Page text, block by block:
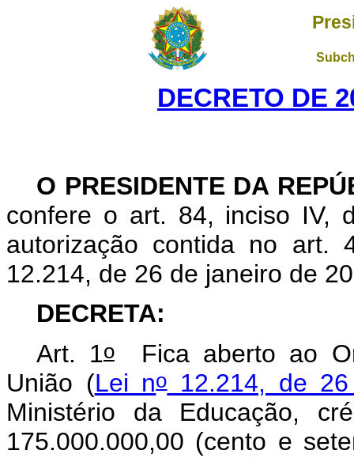
DECRETO DE
O PRESIDENTE DA
confere o art. 84, inciso IV,
autorização contida no art.
12.214, de 26 de janeiro de
DECRETA:
Art. 1oFica aberto ao
União (Lei no12.214, de 26
Ministério da Educação,
175.000.000,00 (cento e